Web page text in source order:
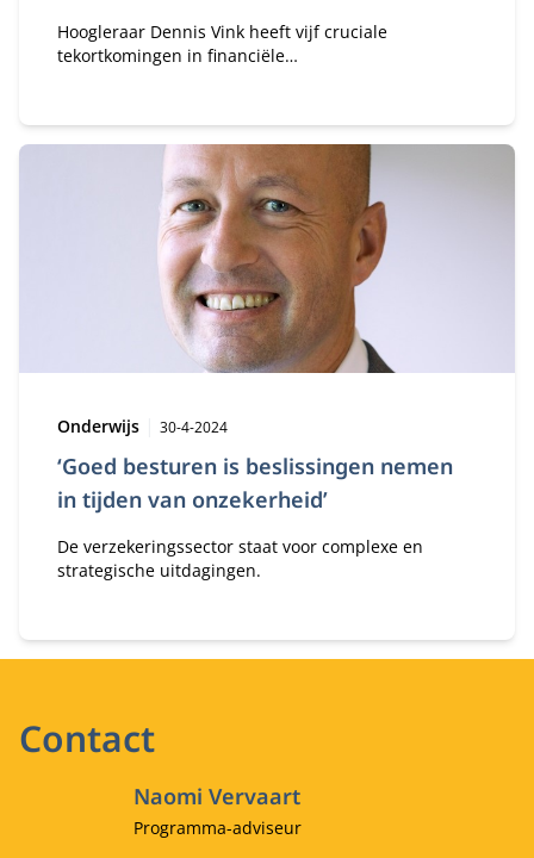
Hoogleraar Dennis Vink heeft vijf cruciale
tekortkomingen in financiële
en de algehele prestaties van hun organisaties.
Deze tekortkomingen zijn niet alleen theoretisch,
maar hebben praktische implicaties die
organisaties kunnen beïnvloeden.
‘Goed besturen is beslissingen nemen
in tijden van onzekerheid’
Type:
Onderwijs Publicatiedatum:
30-4-2024
De verzekeringssector staat voor complexe en
strategische uitdagingen.
Contact
Naomi Vervaart
Functietitel
Programma-adviseur